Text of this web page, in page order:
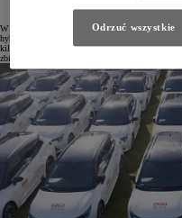
W konkursie wzięło udział 144 mobilnych
hybrydowej jazdy przy pomocy aplikacji
kilometrów w trybie bezemisyjnym, co stanowiło
zbieranie danych bazowych przez 6 miesięcy.
Odrzuć wszystkie